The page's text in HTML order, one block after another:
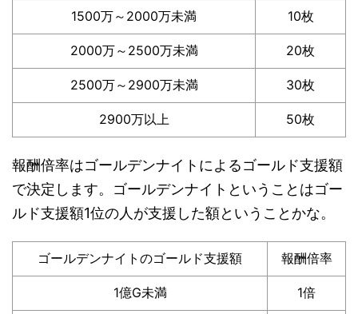
1500万～2000万未満 10枚
2000万～2500万未満 20枚
2500万～2900万未満 30枚
2900万以上 50枚
報酬倍率はゴールデンナイトによるゴールド支援額
で決定します。ゴールデンナイトということはゴー
ルド支援額1位の人が支援した額ということかな。
ゴールデンナイトのゴールド支援額 報酬倍率
1億G未満 1倍